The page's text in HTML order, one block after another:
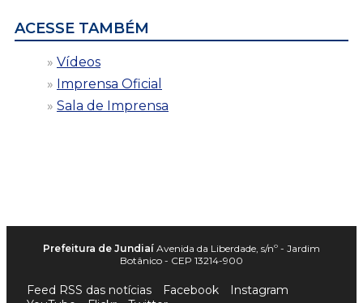
ACESSE TAMBÉM
Vídeos
Imprensa Oficial
Sala de Imprensa
Prefeitura de Jundiaí Avenida da Liberdade, s/nº - Jardim
Botânico - CEP 13214-900
Feed RSS das notícias Facebook
Instagram